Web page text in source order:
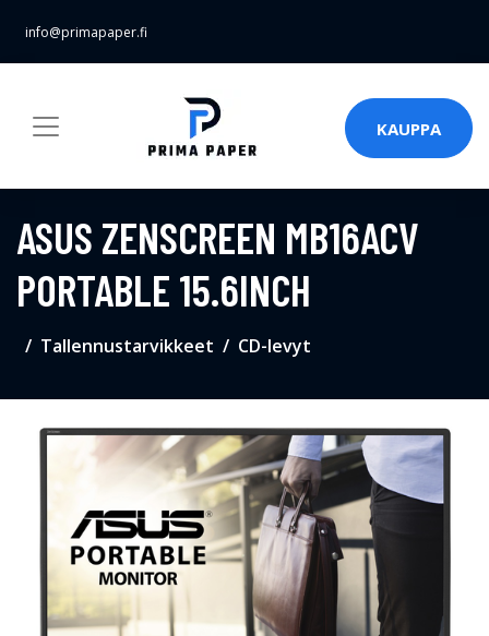
info@primapaper.fi
KAUPPA
ASUS ZENSCREEN MB16ACV
PORTABLE 15.6INCH
Tallennustarvikkeet CD-levyt